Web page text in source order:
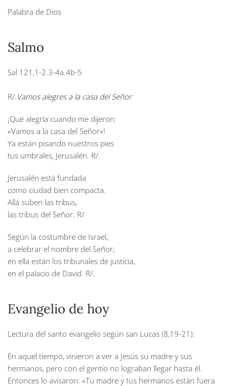
Palabra de Dios
Salmo
Sal 121,1-2.3-4a.4b-5
R/.Vamos alegres a la casa del Señor
¡Qué alegría cuando me dijeron:
«Vamos a la casa del Señor»!
Ya están pisando nuestros pies
tus umbrales, Jerusalén. R/.
Jerusalén está fundada
como ciudad bien compacta.
Allá suben las tribus,
las tribus del Señor. R/.
Según la costumbre de Israel,
a celebrar el nombre del Señor;
en ella están los tribunales de justicia,
en el palacio de David. R/.
Evangelio de hoy
Lectura del santo evangelio según san Lucas (8,19-21):
En aquel tiempo, vinieron a ver a Jesús su madre y sus
hermanos, pero con el gentío no lograban llegar hasta él.
Entonces lo avisaron: «Tu madre y tus hermanos están fuera